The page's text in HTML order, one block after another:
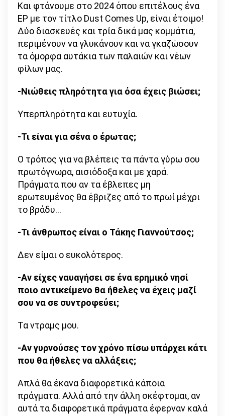
Και φτάνουμε στο 2024 όπου επιτέλους ένα
EP με τον τίτλο Dust Comes Up, είναι έτοιμο!
Δύο διασκευές και τρία δικά μας κομμάτια,
περιμένουν να γλυκάνουν και να γκαζώσουν
τα όμορφα αυτάκια των παλαιών και νέων
φίλων μας.
-Νιώθεις πληρότητα για όσα έχεις βιώσει;
Υπερπληρότητα και ευτυχία.
-Τι είναι για σένα ο έρωτας;
Ο τρόπος για να βλέπεις τα πάντα γύρω σου
πρωτόγνωρα, αισιόδοξα και με χαρά.
Πράγματα που αν τα έβλεπες μη
ερωτευμένος θα έβριζες από το πρωί μέχρι
το βράδυ…
-Τι άνθρωπος είναι ο Τάκης Γιαννούτσος;
Δεν είμαι ο ευκολότερος.
-Αν είχες ναυαγήσει σε ένα ερημικό νησί
ποιο αντικείμενο θα ήθελες να έχεις μαζί
σου να σε συντροφεύει;
Τα ντραμς μου.
-Αν γυρνούσες τον χρόνο πίσω υπάρχει κάτι
που θα ήθελες να αλλάξεις;
Απλά θα έκανα διαφορετικά κάποια
πράγματα. Αλλά από την άλλη σκέφτομαι, αν
αυτά τα διαφορετικά πράγματα έφερναν καλά